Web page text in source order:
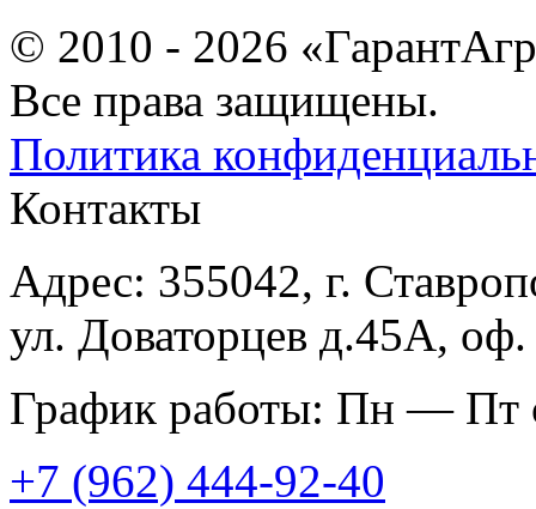
© 2010 - 2026
Все права защищены.
Политика
Контакты
Адрес: 355042, г.
ул. Доваторцев д.45А,
График работы: Пн — Пт
+7 (962) 444-92-40